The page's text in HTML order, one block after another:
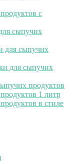
с
сыпучих
для сыпучих
для сыпучих
продуктов
1 литр
в стиле